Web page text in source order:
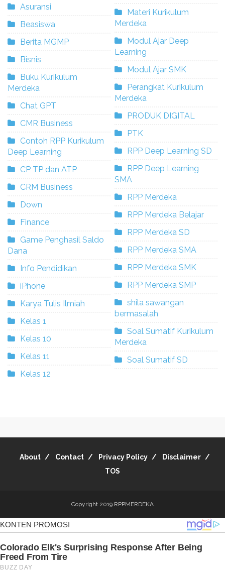
Asuransi
Beasiswa
Berita MGMP
Bisnis
Buku Kurikulum
Merdeka
Chat GPT
CMR Business
Contoh RPP Kurikulum
Deep Learning
CP TP dan ATP
CRM Business
Down
Finance
Game Penghasil Saldo
Dana
Info Pendidikan
iPhone
Karya Tulis Ilmiah
Kelas 1
Kelas 10
Kelas 11
Kelas 12
Materi Kurikulum
Merdeka
Modul Ajar Deep
Learning
Modul Ajar SMK
Perangkat Kurikulum
Merdeka
PRODUK DIGITAL
PTK
RPP Deep Learning SD
RPP Deep Learning
SMA
RPP Merdeka
RPP Merdeka Belajar
RPP Merdeka SD
RPP Merdeka SMA
RPP Merdeka SMK
RPP Merdeka SMP
shila sawangan
bermasalah
Soal Sumatif Kurikulum
Merdeka
Soal Sumatif SD
About Contact Privacy Policy
Disclaimer
TOS
Copyright 2019 RPPMERDEKA